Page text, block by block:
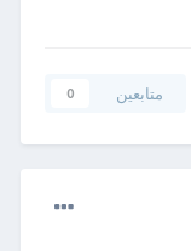
متابعين 0